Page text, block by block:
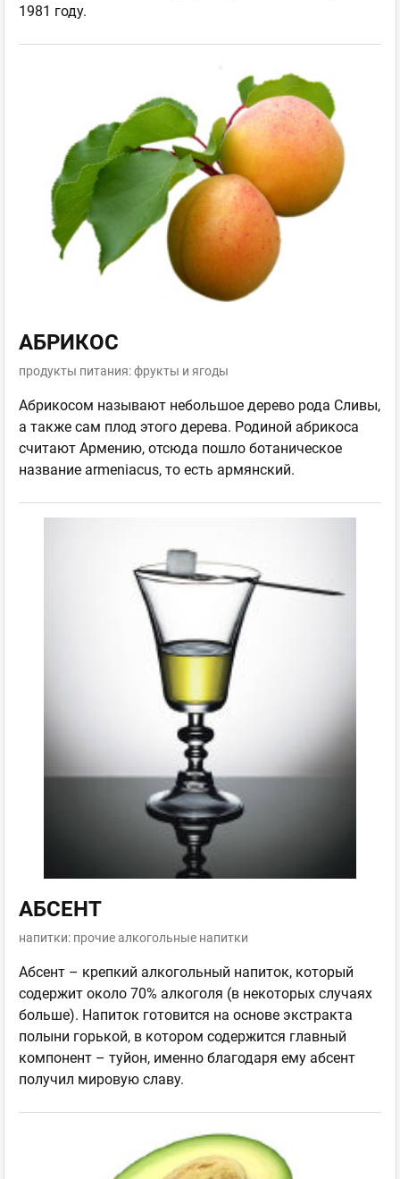
1981 году.
АБРИКОС
продукты питания: фрукты и ягоды
Абрикосом называют небольшое дерево рода Сливы,
а также сам плод этого дерева. Родиной абрикоса
считают Армению, отсюда пошло ботаническое
название armeniacus, то есть армянский.
АБСЕНТ
напитки: прочие алкогольные напитки
Абсент – крепкий алкогольный напиток, который
содержит около 70% алкоголя (в некоторых случаях
больше). Напиток готовится на основе экстракта
полыни горькой, в котором содержится главный
компонент – туйон, именно благодаря ему абсент
получил мировую славу.